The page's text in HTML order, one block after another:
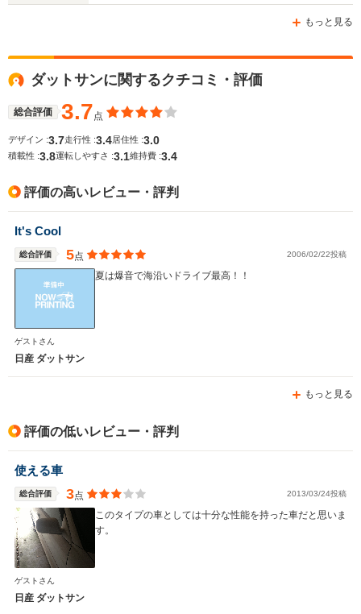
WLTCモード
燃費
もっと見る
ダットサンに関するクチコミ・評価
総合評価 3.7点
デザイン :3.7走行性 :3.4 居住性 :3.0
積載性 :3.8運転しやすさ :3.1維持費 :3.4
評価の高いレビュー・評判
It's Cool
総合評価 5点 2006/02/22投稿
夏は爆音で海沿いドライブ最高！！
ゲストさん
日産 ダットサン
もっと見る
評価の低いレビュー・評判
使える車
総合評価 3点 2013/03/24投稿
このタイプの車としては十分な性能を持った車だと思いま
す。
ゲストさん
日産 ダットサン